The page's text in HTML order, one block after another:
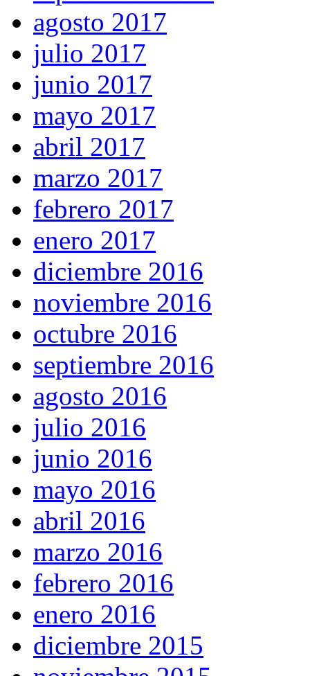
agosto 2017
julio 2017
junio 2017
mayo 2017
abril 2017
marzo 2017
febrero 2017
enero 2017
diciembre 2016
noviembre 2016
octubre 2016
septiembre 2016
agosto 2016
julio 2016
junio 2016
mayo 2016
abril 2016
marzo 2016
febrero 2016
enero 2016
diciembre 2015